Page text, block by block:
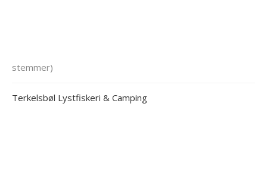
stemmer)
Terkelsbøl Lystfiskeri & Camping